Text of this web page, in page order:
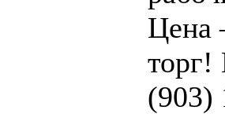
Цена
торг!
(903)